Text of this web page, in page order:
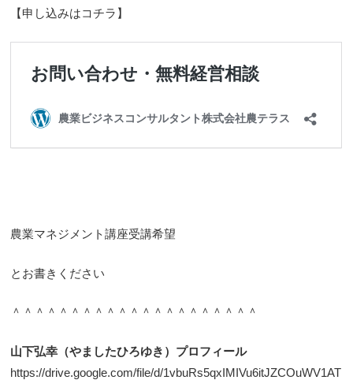
【申し込みはコチラ】
農業マネジメント講座受講希望
とお書きください
＾＾＾＾＾＾＾＾＾＾＾＾＾＾＾＾＾＾＾＾＾
山下弘幸（やましたひろゆき）プロフィール
https://drive.google.com/file/d/1vbuRs5qxIMIVu6itJZCOuWV1AT